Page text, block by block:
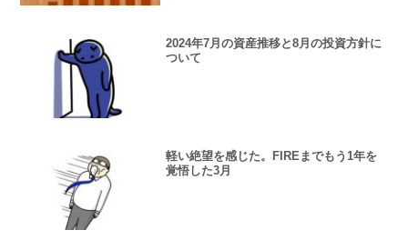
2024年7月の資産推移と8月の投資方針に
ついて
軽い絶望を感じた。FIREまでもう1年を
覚悟した3月